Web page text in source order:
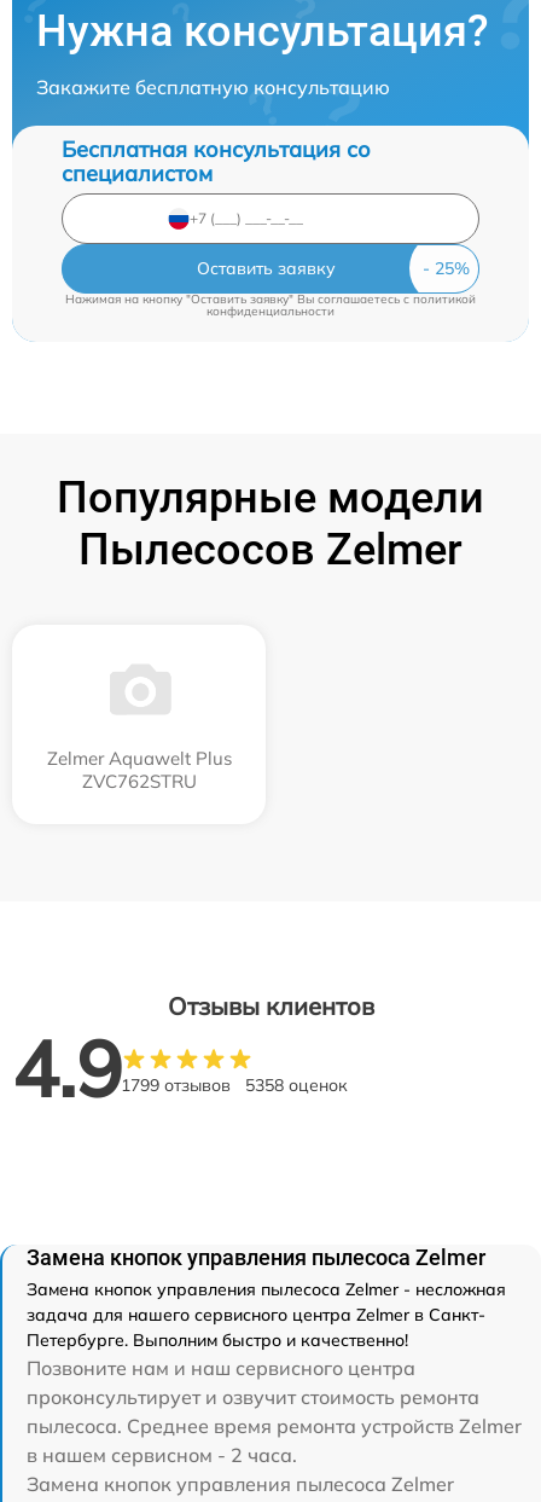
Нужна консультация?
Закажите бесплатную консультацию
Бесплатная консультация со
специалистом
Оставить заявку
Нажимая на кнопку "Оставить заявку" Вы соглашаетесь cполитикой
конфиденциальности
Популярные модели
Пылесосов Zelmer
Zelmer Aquawelt Plus
ZVC762STRU
Отзывы клиентов
4.91799 отзывов 5358 оценок
Замена кнопок управления пылесоса Zelmer
Замена кнопок управления пылесоса Zelmer - несложная
задача для нашего сервисного центра Zelmer в Санкт-
Петербурге. Выполним быстро и качественно!
Позвоните нам и наш сервисного центра
проконсультирует и озвучит стоимость ремонта
пылесоса. Среднее время ремонта устройств Zelmer
в нашем сервисном - 2 часа.
Замена кнопок управления пылесоса Zelmer